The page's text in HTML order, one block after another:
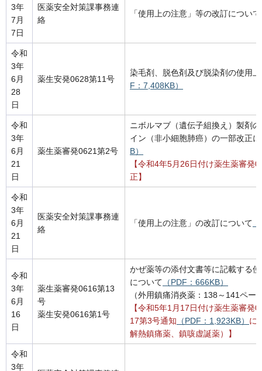
3年
7月
7日
医薬安全対策課事務連
絡
「使用上の注意」等の改訂について
令和
3年
6月
28
日
薬生安発0628第11号
染毛剤、脱色剤及び脱染剤の使用
F：7,408KB）
令和
3年
6月
21
日
薬生薬審発0621第2号
ニボルマブ（遺伝子組換え）製剤
イン（非小細胞肺癌）の一部改正
B）
【令和4年5月26日付け薬生薬審発
正】
令和
3年
6月
21
日
医薬安全対策課事務連
絡
「使用上の注意」の改訂について
令和
3年
6月
16
日
薬生薬審発0616第13
号
薬生安発0616第1号
かぜ薬等の添付文書等に記載する
について （PDF：666KB）
（外用鎮痛消炎薬：138～141ペー
【令和5年1月17日付け薬生薬審発
17第3号通知 （PDF：1,923KB） に
解熱鎮痛薬、鎮咳虚誕薬）】
令和
3年